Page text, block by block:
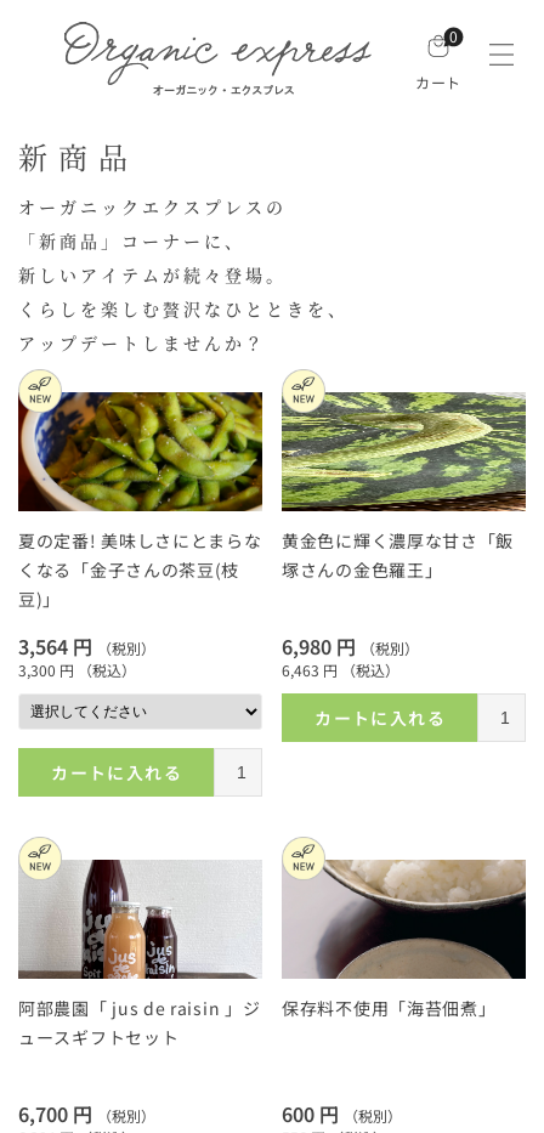
0
カート
新商品
オーガニックエクスプレスの
「新商品」コーナーに、
新しいアイテムが続々登場。
くらしを楽しむ贅沢なひとときを、
アップデートしませんか？
夏の定番! 美味しさにとまらな
くなる「金子さんの茶豆(枝
豆)」
3,564 円
（税別）
3,300 円
（税込）
カートに入れる
黄金色に輝く濃厚な甘さ「飯
塚さんの金色羅王」
6,980 円
（税別）
6,463 円
（税込）
カートに入れる
阿部農園「 jus de raisin 」ジ
ュースギフトセット
6,700 円
（税別）
保存料不使用「海苔佃煮」
600 円
（税別）